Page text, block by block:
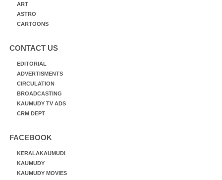
ART
ASTRO
CARTOONS
CONTACT US
EDITORIAL
ADVERTISMENTS
CIRCULATION
BROADCASTING
KAUMUDY TV ADS
CRM DEPT
FACEBOOK
KERALAKAUMUDI
KAUMUDY
KAUMUDY MOVIES